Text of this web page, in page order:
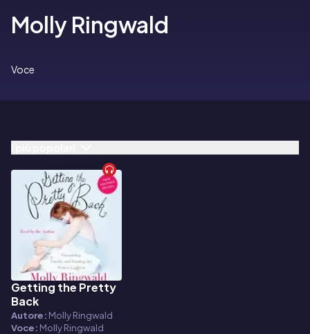
Molly Ringwald
Voce
Audiolibro
Getting the Pretty
Back
Autore: Molly Ringwald
Voce: Molly Ringwald